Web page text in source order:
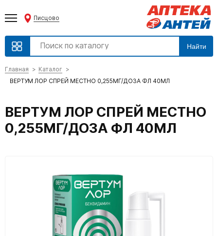
Писцово
Найти
Главная
Каталог
ВЕРТУМ ЛОР СПРЕЙ МЕСТНО 0,255МГ/ДОЗА ФЛ 40МЛ
ВЕРТУМ ЛОР СПРЕЙ МЕСТНО
0,255МГ/ДОЗА ФЛ 40МЛ